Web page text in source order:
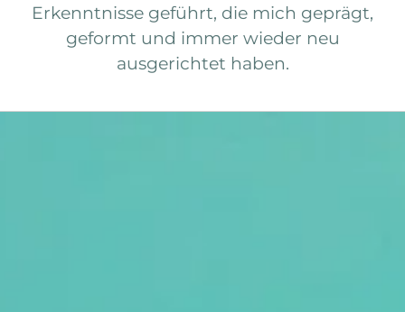
Erkenntnisse geführt, die mich geprägt,
geformt und immer wieder neu
ausgerichtet haben.